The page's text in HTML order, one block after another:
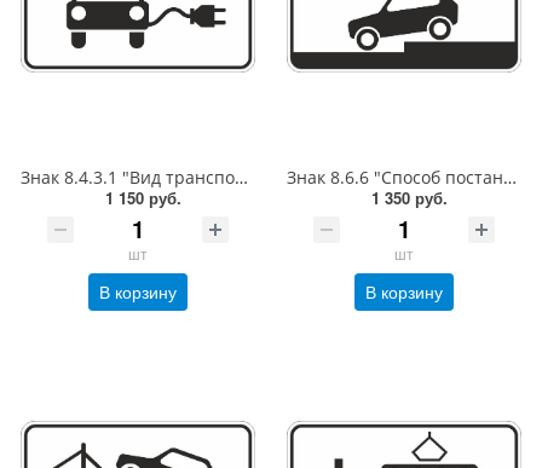
Знак 8.4.3.1 "Вид транспортного средства", 350*700, Тип А Коммерческая (3 года),металл 0.8 мм
1 150 руб.
шт
В корзину
Знак 8.6.6 "Способ постановки ТС на стоянку", 350*700, Тип А (1б) Микропризм. (7-9 лет)металл 0.8 мм
1 350 руб.
шт
В корзину